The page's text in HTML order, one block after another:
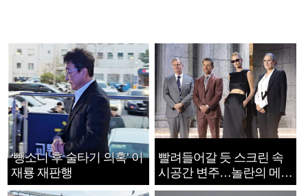
‘뺑소니 후 술타기 의혹’ 이
재룡 재판행
빨려들어갈 듯 스크린 속
시공간 변주…놀란의 메시
지는 ‘전쟁 속죄’